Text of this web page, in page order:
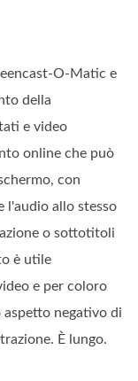
O-Matic e
della
e video
online che può
con
l'audio allo stesso
o sottotitoli
è utile
e per coloro
aspetto negativo di
È lungo.